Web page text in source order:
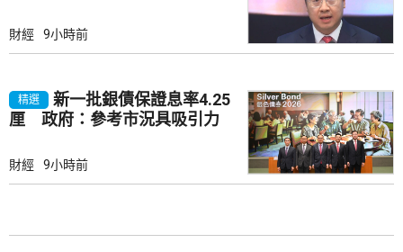
財經 9小時前
精選
新一批銀債保證息率4.25
厘 政府：參考市況具吸引力
財經 9小時前